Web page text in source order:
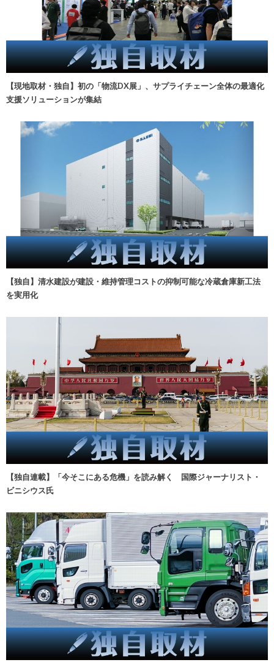
【現地取材・独自】初の「物流DX展」、サプライチェーン全体の最適化
支援ソリューションが集結
【独自】清水建設が建設・維持管理コストの抑制可能な冷蔵倉庫新工法
を実用化
【独自連載】「今そこにある危機」を読み解く 国際ジャーナリスト・
ビニシウス氏